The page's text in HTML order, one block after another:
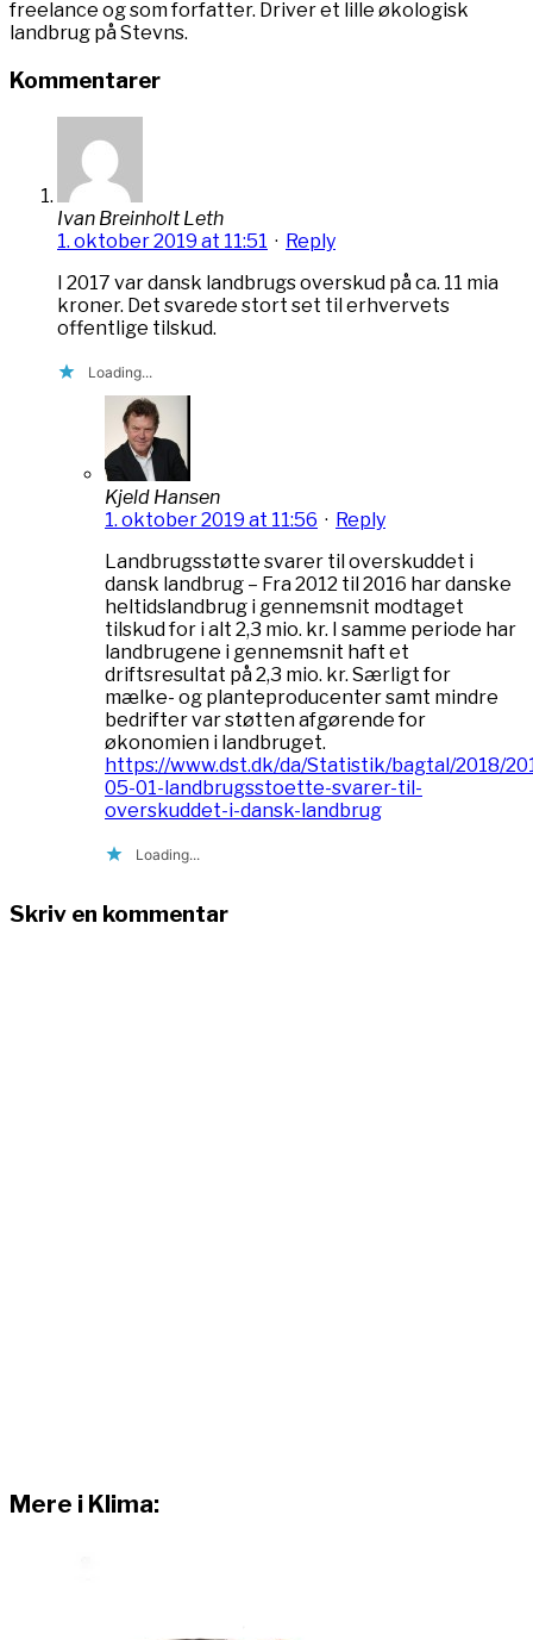
freelance og som forfatter. Driver et lille økologisk
landbrug på Stevns.
Kommentarer
Ivan Breinholt Leth
1. oktober 2019 at 11:51 · Reply
I 2017 var dansk landbrugs overskud på ca. 11 mia
kroner. Det svarede stort set til erhvervets
offentlige tilskud.
Loading...
Kjeld Hansen
1. oktober 2019 at 11:56 · Reply
Landbrugs­støtte svarer til overskuddet i
dansk landbrug – Fra 2012 til 2016 har danske
heltidslandbrug i gennemsnit modtaget
tilskud for i alt 2,3 mio. kr. I samme periode har
landbrugene i gennemsnit haft et
driftsresultat på 2,3 mio. kr. Særligt for
mælke- og planteproducenter samt mindre
bedrifter var støtten afgørende for
økonomien i landbruget.
https://www.dst.dk/da/Statistik/bagtal/2018/
05-01-landbrugsstoette-svarer-til-
overskuddet-i-dansk-landbrug
Loading...
Skriv en kommentar
Mere i Klima: